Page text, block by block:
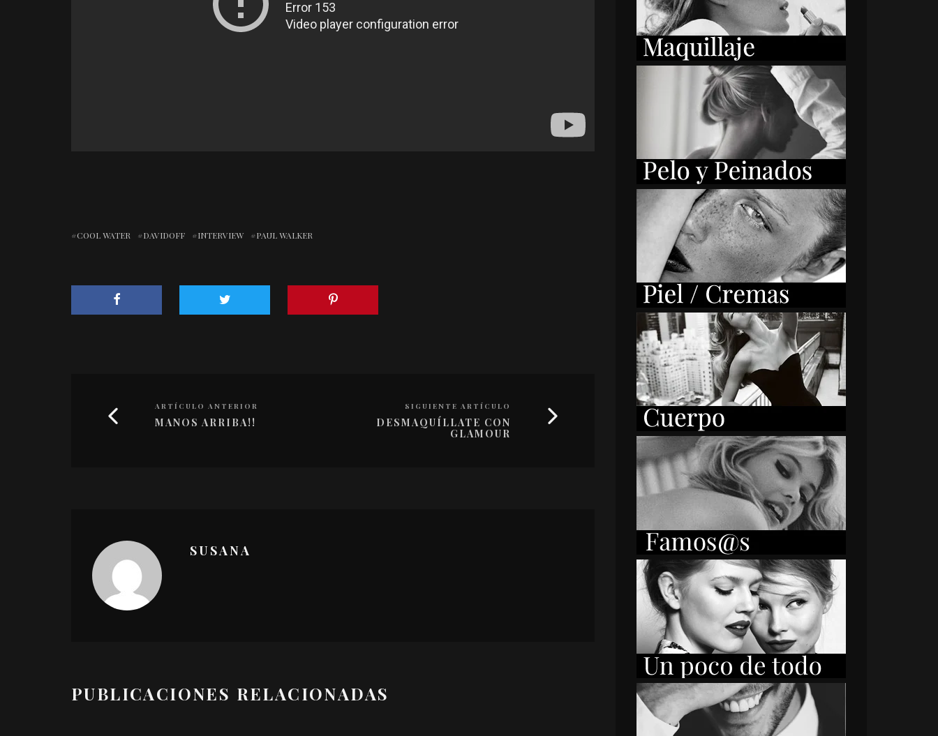
COOL WATER DAVIDOFF INTERVIEW PAUL WALKER
ARTÍCULO ANTERIOR
MANOS ARRIBA!!
SIGUIENTE ARTÍCULO
DESMAQUÍLLATE CON
GLAMOUR
SUSANA
PUBLICACIONES RELACIONADAS